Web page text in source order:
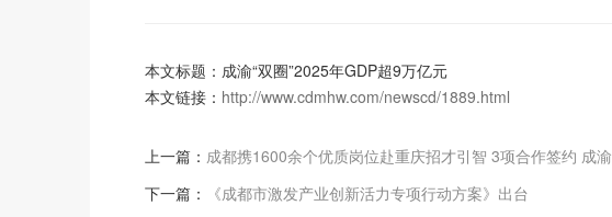
本文标题：成渝“双圈”2025年GDP超9万亿元
本文链接： http://www.cdmhw.com/newscd/1889.html
上一篇： 成都携1600余个优质岗位赴重庆招才引智 3项合作签约 成渝
下一篇：
《成都市激发产业创新活力专项行动方案》出台